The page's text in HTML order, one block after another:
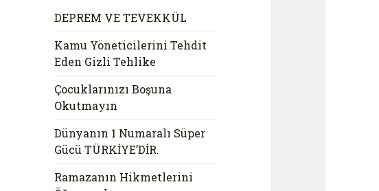
DEPREM VE TEVEKKÜL
Kamu Yöneticilerini Tehdit
Eden Gizli Tehlike
Çocuklarınızı Boşuna
Okutmayın
Dünyanın 1 Numaralı Süper
Gücü TÜRKİYE’DİR.
Ramazanın Hikmetlerini